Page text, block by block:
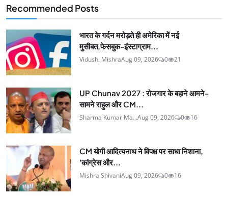
Recommended Posts
भारत के गर्दन मरोड़ते ही अमेर‍िका में नई
मुसीबत,फेसबुक-इंस्‍टाग्राम...
Vidushi MishraAug 09, 2026 0 21
UP Chunav 2027 : रोजगार के बहाने आमने-
सामने राहुल और CM...
Sharma Kumar Ma...Aug 09, 2026 0 16
CM योगी आदित्यनाथ ने विपक्ष पर साधा निशाना,
'कांग्रेस और...
Mishra ShivaniAug 09, 2026 0 16